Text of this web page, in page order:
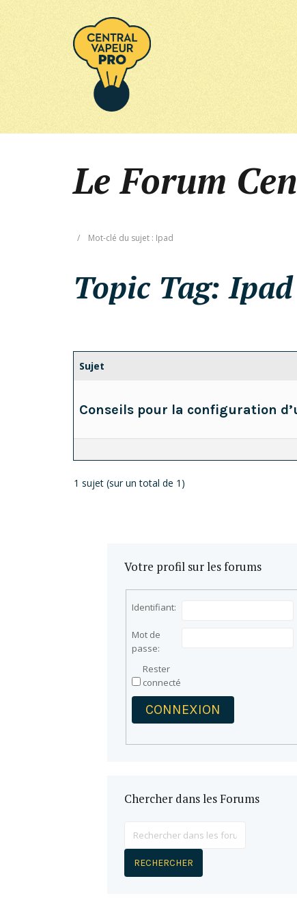
Le Forum
/ Mot-clé du sujet : Ipad
Topic Tag:Ipad
Sujet
Conseils pour la configuration
1 sujet (sur un total de 1)
Votre profil sur les forums
Identifiant:
Mot de
passe:
Rester
connecté
CONNEXION
Chercher dans les Forums